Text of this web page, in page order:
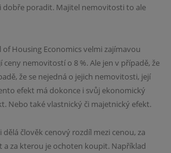
poradit. Majitel nemovitosti to ale
of Housing Economics velmi zajímavou
nemovitostí o 8 %. Ale jen v případě, že
že se nejedná o jejich nemovitosti, její
efekt má dokonce i svůj ekonomický
Nebo také vlastnický či majetnický efekt.
dělá člověk cenový rozdíl mezi cenou, za
za kterou je ochoten koupit. Například